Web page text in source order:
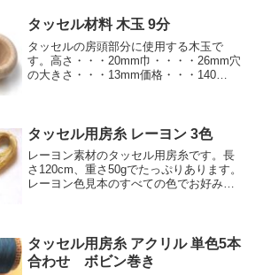
来ます。価格:4...
タッセル材料 木玉 9分
タッセルの房頭部分に使用する木玉で
す。高さ・・・20mm巾・・・・26mm穴
の大きさ・・・13mm価格・・・140
タッセル用房糸 レーヨン 3色
レーヨン素材のタッセル用房糸です。長
さ120cm、重さ50gでたっぷりあります。
レーヨン色見本のすべての色でお好みの3
ると貴方だ...
タッセル用房糸 アクリル 単色5本
合わせ ボビン巻き